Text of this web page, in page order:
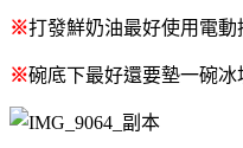
※打發鮮奶油最好使用電
※碗底下最好還要墊一碗